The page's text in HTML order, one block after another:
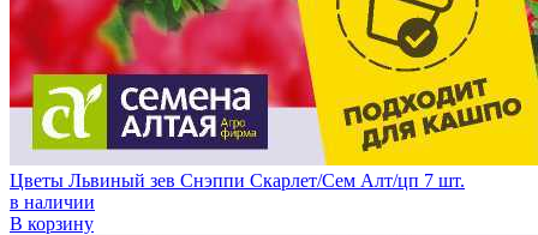
Цветы Львиный зев Снэппи Скарлет/Сем Алт/цп 7 шт.
в наличии
В корзину